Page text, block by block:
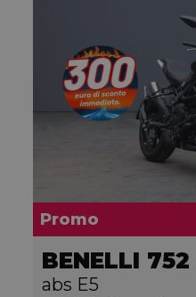
Promo
BENELLI 752
abs E5